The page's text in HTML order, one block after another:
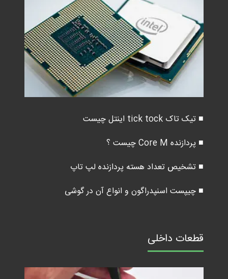
■ تیک تاک tick tock اینتل چیست
■ پردازنده Core M چیست ؟
■ تشخیص تعداد هسته پردازنده لپ تاپ
■ چیپست اسنپدراگون و انواع آن در گوشی
قطعات داخلی